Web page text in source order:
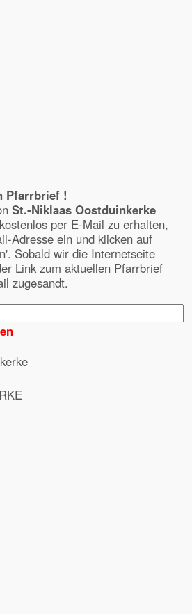
Pfarrbrief !
St.-Niklaas Oostduinkerke
kostenlos per E-Mail zu erhalten,
Adresse ein und klicken auf
Sobald wir die Internetseite
Link zum aktuellen Pfarrbrief
zugesandt.